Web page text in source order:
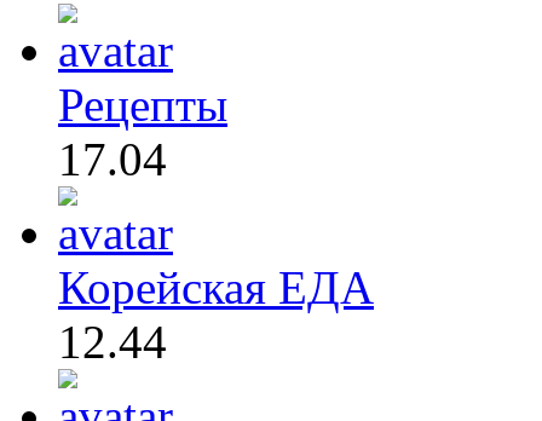
Рецепты
17.04
Корейская ЕДА
12.44